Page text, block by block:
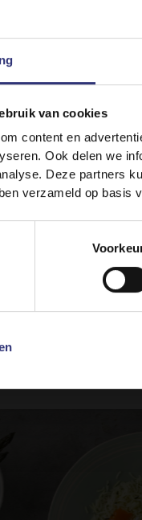
van cookies
content en
Ook delen we
Deze partners
verzameld op basis
gedroogde bast
Daarnaast
It looks